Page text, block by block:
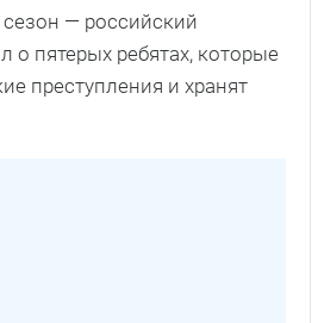
— российский
о пятерых ребятах, которые
преступления и хранят